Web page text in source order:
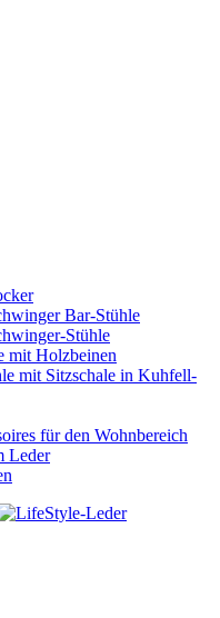
Bar-Stühle
Stühle
mit Holzbeinen
mit Sitzschale in Kuhfell-
für den Wohnbereich
Leder